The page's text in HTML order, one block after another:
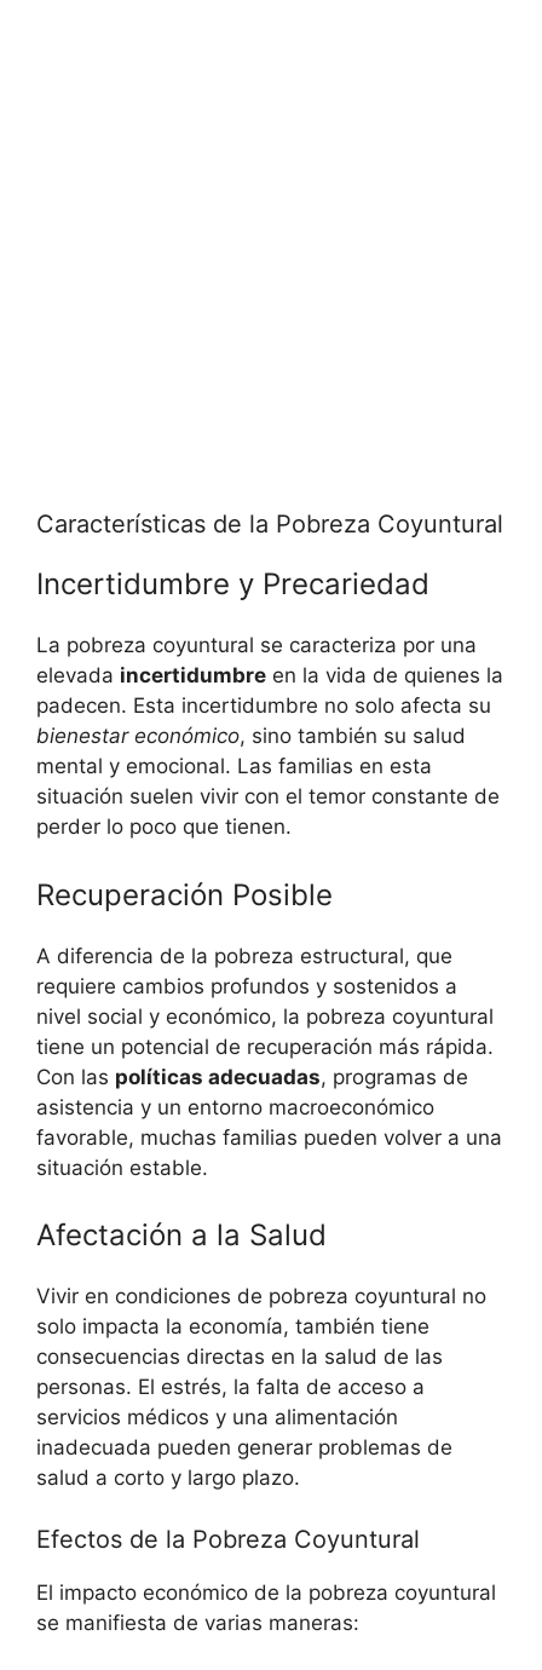
Características de la Pobreza Coyuntural
Incertidumbre y Precariedad
La pobreza coyuntural se caracteriza por una
elevada incertidumbre en la vida de quienes la
padecen. Esta incertidumbre no solo afecta su
bienestar económico, sino también su salud
mental y emocional. Las familias en esta
situación suelen vivir con el temor constante de
perder lo poco que tienen.
Recuperación Posible
A diferencia de la pobreza estructural, que
requiere cambios profundos y sostenidos a
nivel social y económico, la pobreza coyuntural
tiene un potencial de recuperación más rápida.
Con las políticas adecuadas, programas de
asistencia y un entorno macroeconómico
favorable, muchas familias pueden volver a una
situación estable.
Afectación a la Salud
Vivir en condiciones de pobreza coyuntural no
solo impacta la economía, también tiene
consecuencias directas en la salud de las
personas. El estrés, la falta de acceso a
servicios médicos y una alimentación
inadecuada pueden generar problemas de
salud a corto y largo plazo.
Efectos de la Pobreza Coyuntural
El impacto económico de la pobreza coyuntural
se manifiesta de varias maneras: